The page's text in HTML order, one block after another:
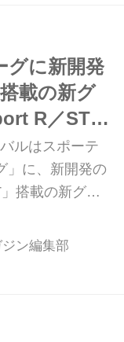
はスバルのフ
よう。（Motor
号付録より）
グに新開発
載の新グ
R／STI
場
ルはスポーテ
」に、新開発の
搭載の新グレ
追加したと発
われた。 走り
＆インテリア
ワゴン「スバ
ン編集部